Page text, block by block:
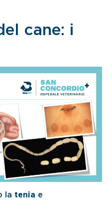
cane: i
la tenia e